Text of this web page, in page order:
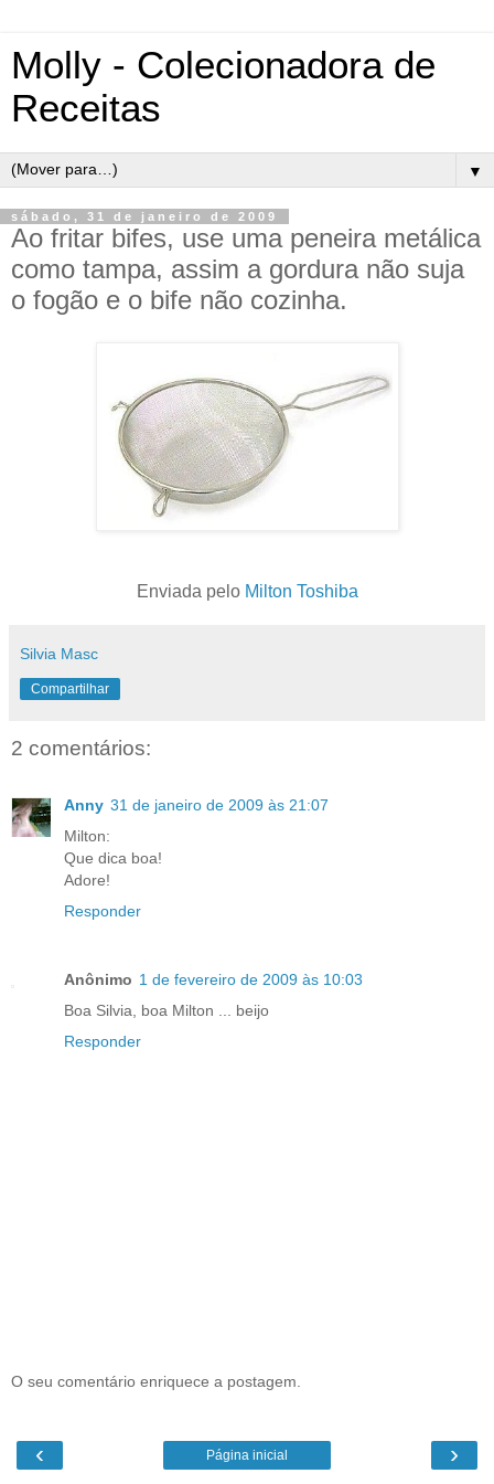
Molly - Colecionadora de
Receitas
▼
sábado, 31 de janeiro de 2009
Ao fritar bifes, use uma peneira metálica
como tampa, assim a gordura não suja
o fogão e o bife não cozinha.
Enviada pelo Milton Toshiba
Silvia Masc
Compartilhar
2 comentários:
Anny 31 de janeiro de 2009 às 21:07
Milton:
Que dica boa!
Adore!
Responder
Anônimo 1 de fevereiro de 2009 às 10:03
Boa Silvia, boa Milton ... beijo
Responder
O seu comentário enriquece a postagem.
‹ ›
Página inicial